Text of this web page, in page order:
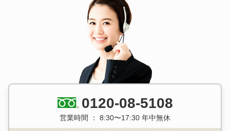
0120-08-5108
営業時間 ： 8:30〜17:30 年中無休